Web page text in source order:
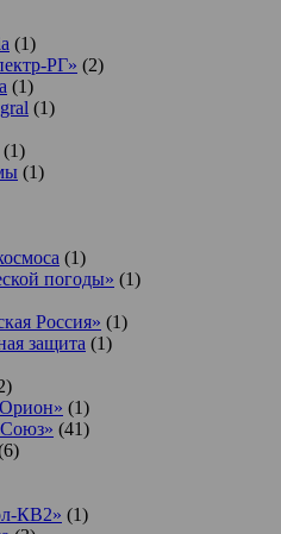
(1)
РГ» (2)
(1)
(1)
(1)
(1)
(1)
погоды» (1)
Россия» (1)
защита (1)
(1)
(41)
КВ2» (1)